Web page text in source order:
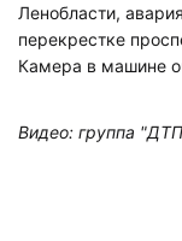
Ленобласти,
перекрестке
Камера в машине
Видео: группа